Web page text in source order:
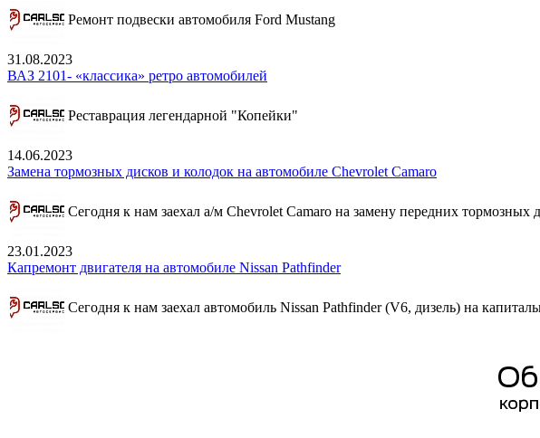
Ремонт подвески автомобиля Ford Mustang
31.08.2023
ВАЗ 2101- «классика» ретро автомобилей
Реставрация легендарной "Копейки"
14.06.2023
Замена тормозных дисков и колодок на автомобиле Chevrolet Camaro
Сегодня к нам заехал а/м Chevrolet Camaro на замену передних тормозных
23.01.2023
Капремонт двигателя на автомобиле Nissan Pathfinder
Сегодня к нам заехал автомобиль Nissan Pathfinder (V6, дизель) на